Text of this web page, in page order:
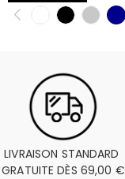
LIVRAISON STANDARD
GRATUITE DÈS 69,00 €